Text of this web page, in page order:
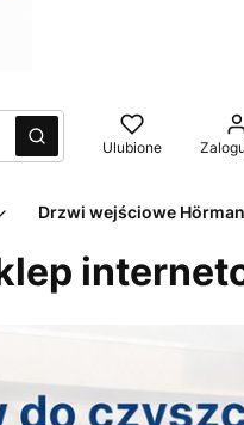
Szukaj Ulubione
Drzwi wejściowe